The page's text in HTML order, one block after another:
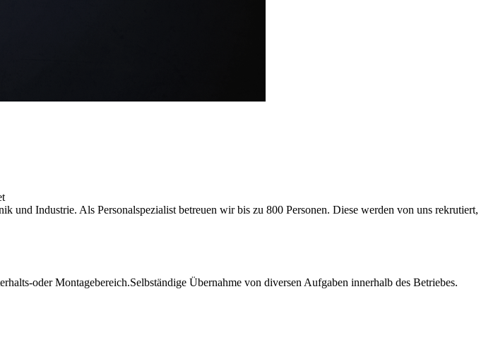
Industrie. Als Personalspezialist betreuen wir bis zu 800 Personen. Diese werden von uns rekrutiert,
oder Montagebereich.Selbständige Übernahme von diversen Aufgaben innerhalb des Betriebes.